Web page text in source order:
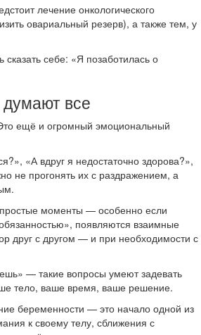
лечение онкологического
овариальный резерв), а также тем, у
себе: «Я позаботилась о
все
ещё и огромный эмоциональный
«А вдруг я недостаточно здорова?»,
не прогонять их с раздражением, а
моменты — особенно если
появляются взаимные
друг с другом — и при необходимости с
— такие вопросы умеют задевать
тело, ваше время, ваше решение.
беременности — это начало одной из
к своему телу, сближения с